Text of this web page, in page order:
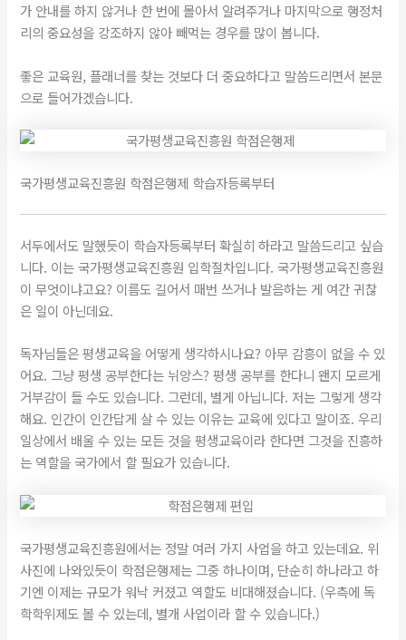
가 안내를 하지 않거나 한 번에 몰아서 알려주거나 마지막으로 행정처
리의 중요성을 강조하지 않아 빼먹는 경우를 많이 봅니다.
​좋은 교육원, 플래너를 찾는 것보다 더 중요하다고 말씀드리면서 본문
으로 들어가겠습니다.
국가평생교육진흥원 학점은행제 학습자등록부터
서두에서도 말했듯이 학습자등록부터 확실히 하라고 말씀드리고 싶습
니다. 이는 국가평생교육진흥원 입학절차입니다. 국가평생교육진흥원
이 무엇이냐고요? 이름도 길어서 매번 쓰거나 발음하는 게 여간 귀찮
은 일이 아닌데요.
독자님들은 평생교육을 어떻게 생각하시나요? 아무 감흥이 없을 수 있
어요. 그냥 평생 공부한다는 뉘앙스? 평생 공부를 한다니 왠지 모르게
거부감이 들 수도 있습니다. 그런데, 별게 아닙니다. 저는 그렇게 생각
해요. 인간이 인간답게 살 수 있는 이유는 교육에 있다고 말이죠. 우리
일상에서 배울 수 있는 모든 것을 평생교육이라 한다면 그것을 진흥하
는 역할을 국가에서 할 필요가 있습니다.
국가평생교육진흥원에서는 정말 여러 가지 사업을 하고 있는데요. 위
사진에 나와있듯이 학점은행제는 그중 하나이며, 단순히 하나라고 하
기엔 이제는 규모가 워낙 커졌고 역할도 비대해졌습니다. (우측에 독
학학위제도 볼 수 있는데, 별개 사업이라 할 수 있습니다.)